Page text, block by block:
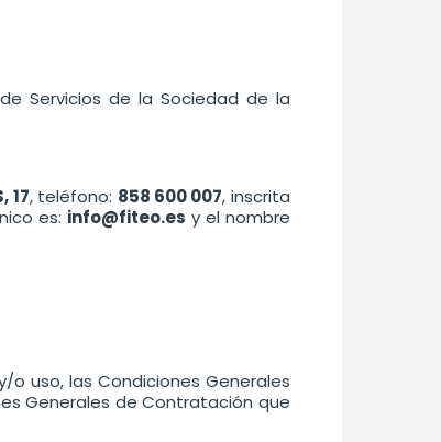
Servicios de la Sociedad de la
17, teléfono: 858 600 007, inscrita
es: info@fiteo.es y el nombre
uso, las Condiciones Generales
Generales de Contratación que